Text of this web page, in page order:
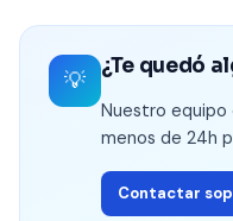
💡
¿Te quedó
Nuestro
menos de 24h
Contactar